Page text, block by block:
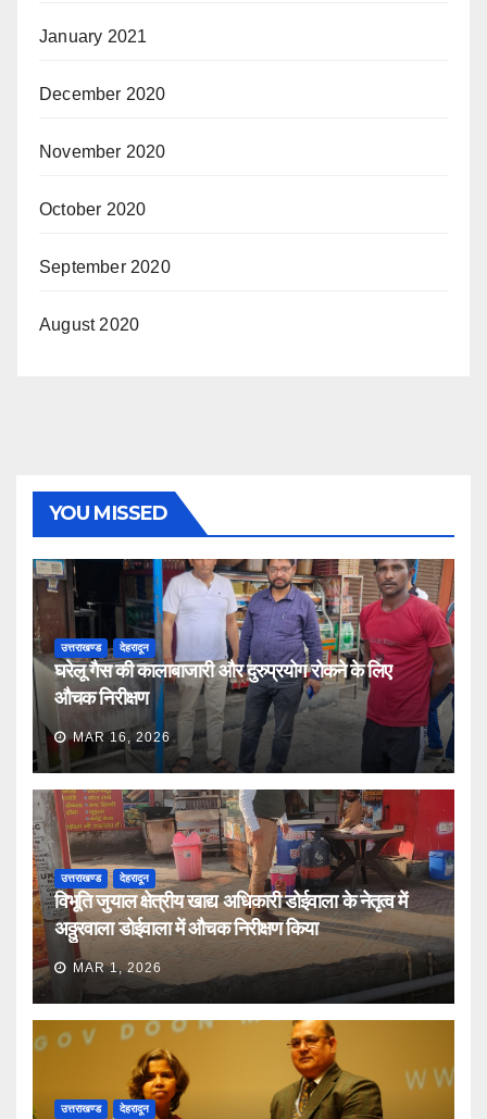
January 2021
December 2020
November 2020
October 2020
September 2020
August 2020
YOU MISSED
उत्तराखण्ड देहरादून
घरेलू गैस की कालाबाजारी और दुरुप्रयोग रोकने के लिए
औचक निरीक्षण
MAR 16, 2026
उत्तराखण्ड देहरादून
विभूति जुयाल क्षेत्रीय खाद्य अधिकारी डोईवाला के नेतृत्व में
अठ्ठुरवाला डोईवाला में औचक निरीक्षण किया
MAR 1, 2026
उत्तराखण्ड देहरादून